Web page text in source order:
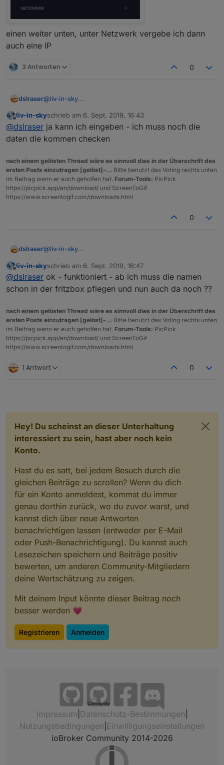
einen weiter unten, unter Netzwerk vergebe ich dann
auch eine IP
3 Antworten 0
dslraser@liv-in-sky
einen weiter unten, unter Netzwerk vergebe ich dann
auch eine IP
Offline
liv-in-skyschrieb am 6. Sept. 2019, 16:43
zuletzt editiert von
@dslraser ja kann ich eingeben - ich muss noch die
daten die kommen checken
nach einem gelösten Thread wäre es sinnvoll dies in der Überschrift des
ersten Posts einzutragen [gelöst]-... Bitte benutzt das Voting rechts unten
im Beitrag wenn er euch geholfen hat. Forum-Tools: PicPick
https://picpick.app/en/download/ und ScreenToGif
https://www.screentogif.com/downloads.html
0
dslraser@liv-in-sky
einen weiter unten, unter Netzwerk vergebe ich dann
Offline
liv-in-skyschrieb am 6. Sept. 2019, 16:47
zuletzt editiert von
@dslraser ok - funktioniert - ab ich muss die namen
schon in der fritzbox pflegen und nun auch da noch ??
nach einem gelösten Thread wäre es sinnvoll dies in der Überschrift des
ersten Posts einzutragen [gelöst]-... Bitte benutzt das Voting rechts unten
im Beitrag wenn er euch geholfen hat. Forum-Tools: PicPick
https://picpick.app/en/download/ und ScreenToGif
https://www.screentogif.com/downloads.html
1 Antwort 0
Hey! Du scheinst an dieser Unterhaltung
interessiert zu sein, hast aber noch kein
Konto.
Hast du es satt, bei jedem Besuch durch die
gleichen Beiträge zu scrollen? Wenn du dich
für ein Konto anmeldest, kommst du immer
genau dorthin zurück, wo du zuvor warst, und
kannst dich über neue Antworten
benachrichtigen lassen (entweder per E-Mail
oder Push-Benachrichtigung). Du kannst auch
Lesezeichen speichern und Beiträge positiv
bewerten, um anderen Community-Mitgliedern
deine Wertschätzung zu zeigen.
Mit deinem Input könnte dieser Beitrag noch
besser werden 💗
Registrieren Anmelden
Community
Impressum Datenschutz-Bestimmungen
Nutzungsbedingungen Einwilligungseinstellungen
ioBroker Community 2014-2026